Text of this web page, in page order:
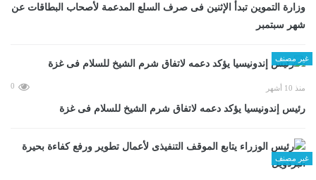
وزارة التموين تبدأ الإثنين فى صرف السلع المدعمة لأصحاب البطاقات عن
شهر سبتمبر
غير مصنف
منذ 10 أشهر 0
رئيس إندونيسيا يؤكد دعمه لاتفاق شرم الشيخ للسلام فى غزة
غير مصنف